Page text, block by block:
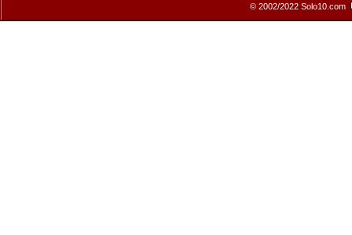
© 2002/2022 Solo10.com